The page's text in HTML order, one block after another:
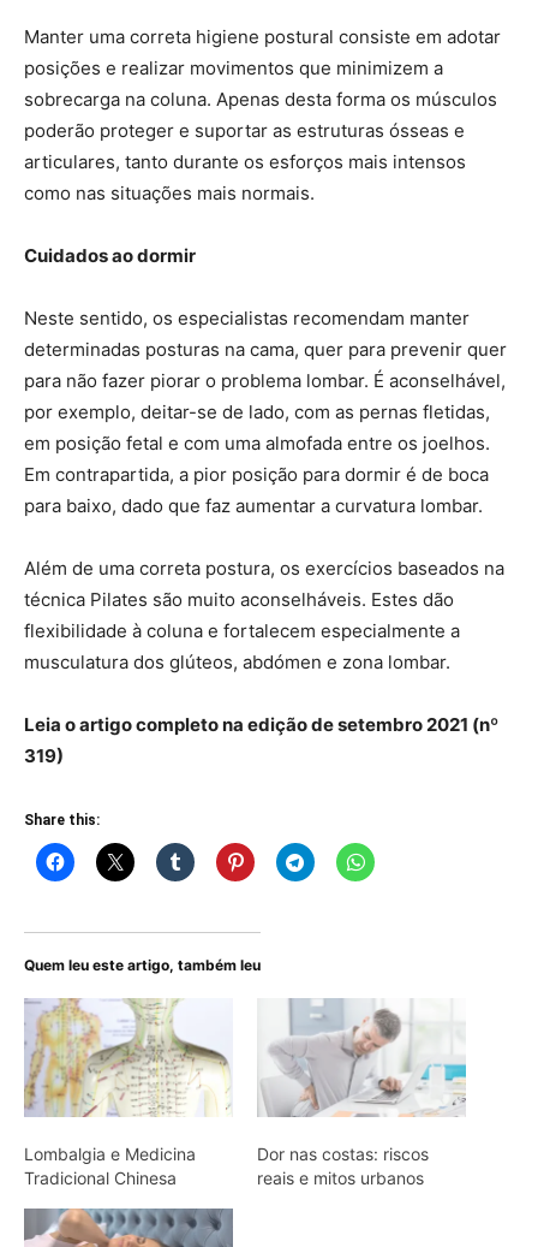
Manter uma correta higiene postural consiste em adotar
posições e realizar movimentos que minimizem a
sobrecarga na coluna. Apenas desta forma os músculos
poderão proteger e suportar as estruturas ósseas e
articulares, tanto durante os esforços mais intensos
como nas situações mais normais.
Cuidados ao dormir
Neste sentido, os especialistas recomendam manter
determinadas posturas na cama, quer para prevenir quer
para não fazer piorar o problema lombar. É aconselhável,
por exemplo, deitar-se de lado, com as pernas fletidas,
em posição fetal e com uma almofada entre os joelhos.
Em contrapartida, a pior posição para dormir é de boca
para baixo, dado que faz aumentar a curvatura lombar.
Além de uma correta postura, os exercícios baseados na
técnica Pilates são muito aconselháveis. Estes dão
flexibilidade à coluna e fortalecem especialmente a
musculatura dos glúteos, abdómen e zona lombar.
Leia o artigo completo na edição de setembro 2021 (nº
319)
Share this:
Quem leu este artigo, também leu
Lombalgia e Medicina
Tradicional Chinesa
Dor nas costas: riscos
reais e mitos urbanos